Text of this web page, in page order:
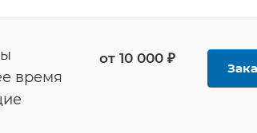
время
от 10 000 ₽